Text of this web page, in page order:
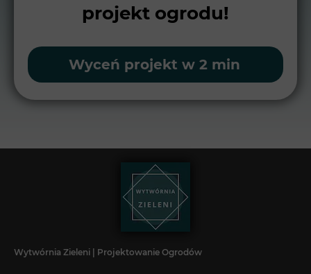
projekt ogrodu!
Wyceń projekt w 2 min
Wytwórnia Zieleni | Projektowanie Ogrodów